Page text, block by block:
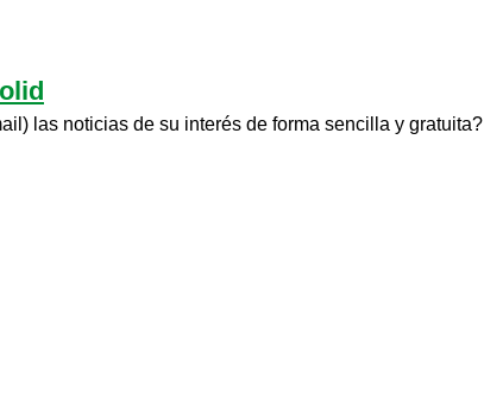
las noticias de su interés de forma sencilla y gratuita?